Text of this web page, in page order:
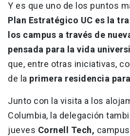
Y es que uno de los puntos
Plan Estratégico UC es la
los campus a través de
pensada para la vida
que, entre otras iniciativas,
de la primera residencia
Junto con la visita a los
Columbia, la delegación
jueves Cornell Tech,